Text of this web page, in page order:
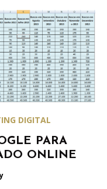
DIGITAL
PARA
ONLINE